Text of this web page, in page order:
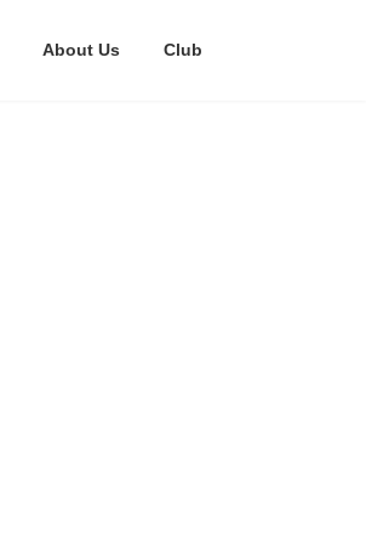
About Us Club